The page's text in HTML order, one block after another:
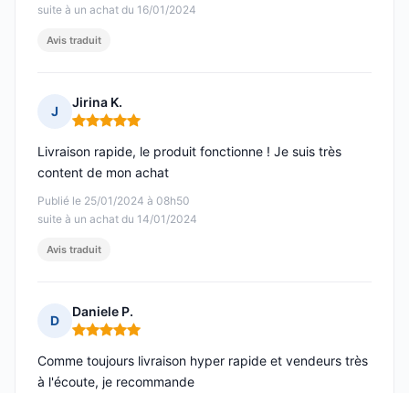
suite à un achat du 16/01/2024
Avis traduit
J
Jirina K.
Note : 5 sur 5
Publié le 25/01/2024 à 08h50
suite à un achat du 14/01/2024
Livraison rapide, le produit fonctionne ! Je suis très
content de mon achat
Avis traduit
D
Daniele P.
Note : 5 sur 5
Comme toujours livraison hyper rapide et vendeurs très
à l'écoute, je recommande